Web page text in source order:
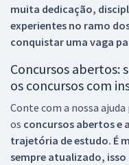
muita dedicação,
experientes no ramo
conquistar uma vaga
Concursos abertos:
os concursos com
Conte com a nossa
os concursos abertos e
trajetória de estudo. É
sempre atualizado,